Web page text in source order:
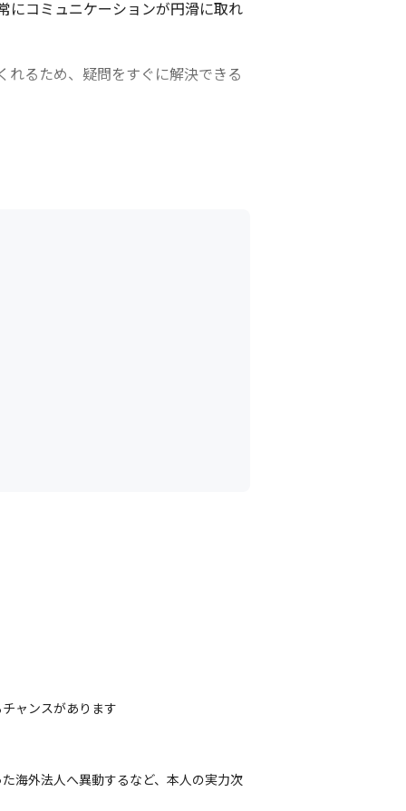
にコミュニケーションが円滑に取れ
れるため、疑問をすぐに解決できる
います
ャンスがあります
海外法人へ異動するなど、本人の実力次